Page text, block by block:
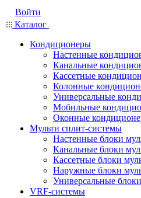
Войти
Каталог
Кондиционеры
Настенные
Канальные
Кассетные
Колонные
Универсальные
Мобильные
Оконные
Мульти сплит-системы
Настенные блоки
Канальные блоки
Кассетные блоки
Наружные блоки
Универсальные
VRF-системы